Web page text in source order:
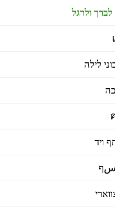
ולרגל
לילה
ויד